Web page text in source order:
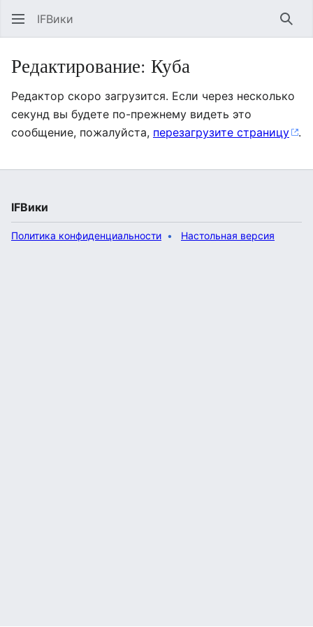
IFВики
Редактирование: Куба
Редактор скоро загрузится. Если через несколько
секунд вы будете по-прежнему видеть это
сообщение, пожалуйста, перезагрузите страницу .
IFВики
Политика конфиденциальности Настольная версия